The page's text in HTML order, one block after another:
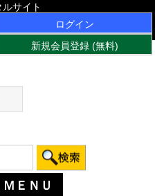
サイト
ログイン
新規会員登録 (無料)
ＭＥＮＵ